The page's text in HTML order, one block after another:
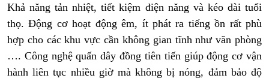
Khả năng tản nhiệt, tiết kiệm điện năng và kéo dài tuổi
thọ. Động cơ hoạt động êm, ít phát ra tiếng ồn rất phù
hợp cho các khu vực cần không gian tĩnh như văn phòng
…. Công nghệ quấn dây đồng tiên tiến giúp động cơ vận
hành liên tục nhiều giờ mà không bị nóng, đảm bảo độ